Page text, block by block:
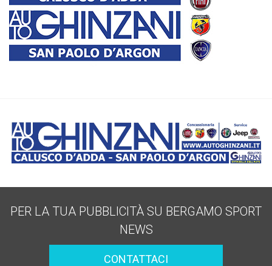
PER LA TUA PUBBLICITÀ SU BERGAMO SPORT
NEWS
CONTATTACI